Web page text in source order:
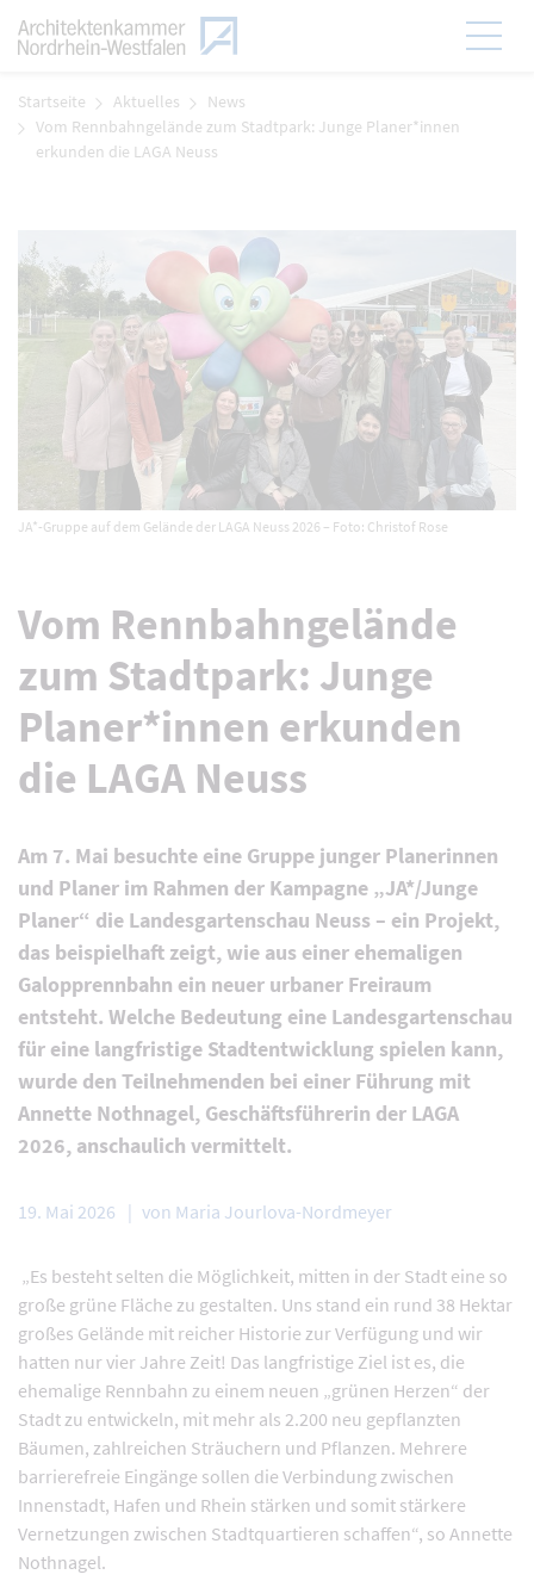
Zum Menü
Startseite Aktuelles
News
Vom Rennbahngelände zum Stadtpark: Junge Planer*innen
erkunden die LAGA Neuss
JA*-Gruppe auf dem Gelände der LAGA Neuss 2026 – Foto: Christof Rose
Vom Rennbahngelände
zum Stadtpark: Junge
Planer*innen erkunden
die LAGA Neuss
Am 7. Mai besuchte eine Gruppe junger Planerinnen
und Planer im Rahmen der Kampagne „JA*/Junge
Planer“ die Landesgartenschau Neuss – ein Projekt,
das beispielhaft zeigt, wie aus einer ehemaligen
Galopprennbahn ein neuer urbaner Freiraum
entsteht. Welche Bedeutung eine Landesgartenschau
für eine langfristige Stadtentwicklung spielen kann,
wurde den Teilnehmenden bei einer Führung mit
Annette Nothnagel, Geschäftsführerin der LAGA
2026, anschaulich vermittelt.
19. Mai 2026 von Maria Jourlova-Nordmeyer
„Es besteht selten die Möglichkeit, mitten in der Stadt eine so
große grüne Fläche zu gestalten. Uns stand ein rund 38 Hektar
großes Gelände mit reicher Historie zur Verfügung und wir
hatten nur vier Jahre Zeit! Das langfristige Ziel ist es, die
ehemalige Rennbahn zu einem neuen „grünen Herzen“ der
Stadt zu entwickeln, mit mehr als 2.200 neu gepflanzten
Bäumen, zahlreichen Sträuchern und Pflanzen. Mehrere
barrierefreie Eingänge sollen die Verbindung zwischen
Innenstadt, Hafen und Rhein stärken und somit stärkere
Vernetzungen zwischen Stadtquartieren schaffen“, so Annette
Nothnagel.